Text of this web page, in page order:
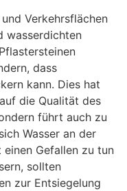
Verkehrsflächen
wasserdichten
dass
kann. Dies hat
die Qualität des
führt auch zu
Wasser an der
Gefallen zu tun
sollten
zur Entsiegelung